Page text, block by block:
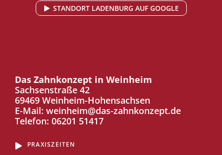
STANDORT LADENBURG AUF GOOGLE
Das Zahnkonzept in Weinheim
Sachsenstraße 42
69469 Weinheim-Hohensachsen
E-Mail: weinheim@das-zahnkonzept.de
Telefon: 06201 51417
PRAXISZEITEN